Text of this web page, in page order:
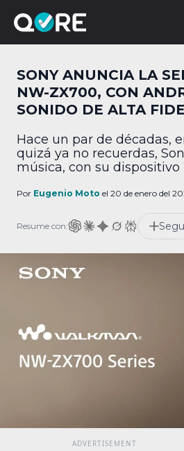
SONY ANUNCIA LA
NW-ZX700, CON
SONIDO DE ALTA
Hace un par de décadas,
quizá ya no recuerdas,
música, con su dispositivo
usualmente prefiere solo
noticia para los audiófilos
copmañía acaba de […]
Por Eugenio Moto el 20 de enero del
Resume con: